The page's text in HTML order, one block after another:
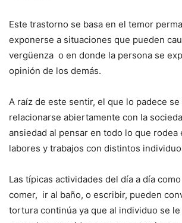
Este trastorno se basa en el temor
exponerse a situaciones que pueden
vergüenza o en donde la persona se
opinión de los demás.
A raíz de este sentir, el que lo padece
relacionarse abiertamente con la
ansiedad al pensar en todo lo que
labores y trabajos con distintos
Las típicas actividades del día a día
comer, ir al baño, o escribir, pueden
tortura continúa ya que al individuo se